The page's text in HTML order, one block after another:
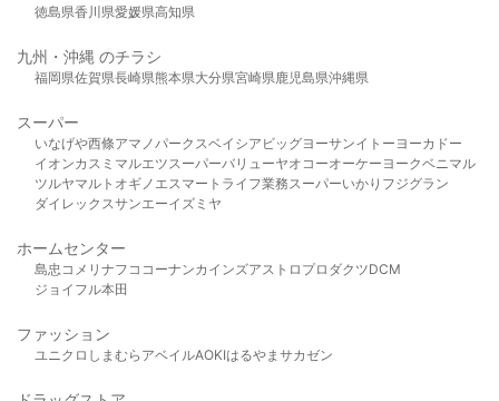
徳島県香川県愛媛県高知県
九州・沖縄 のチラシ
福岡県佐賀県長崎県熊本県大分県宮崎県鹿児島県沖縄県
スーパー
いなげや西條アマノパークスベイシア ビッグヨーサンイトーヨーカドー
イオンカスミ マルエツスーパーバリューヤオコーオーケー ヨークベニマル
ツルヤマルト オギノ エスマート ライフ業務スーパーいかり フジグラン
ダイレックスサンエーイズミヤ
ホームセンター
島忠 コメリ ナフコ コーナンカインズアストロプロダクツDCM
ジョイフル本田
ファッション
ユニクロ しまむら アベイルAOKIはるやま サカゼン